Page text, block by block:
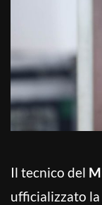
Il tecnico del
ufficializzato